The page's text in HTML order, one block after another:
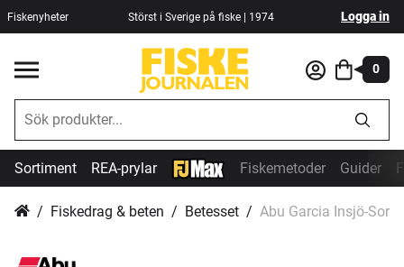
Fiskenyheter Störst i Sverige på fiske | 1974 Logga in
0
Sortiment REA-prylar Fiskemetoder Guider
Fiskedrag & beten Betesset Abu Garcia Insjö-